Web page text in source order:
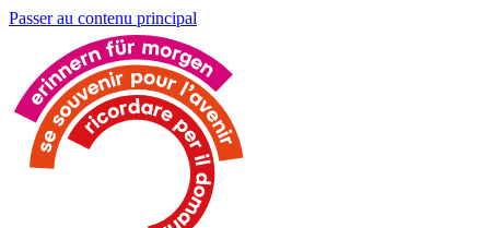
Passer au contenu principal